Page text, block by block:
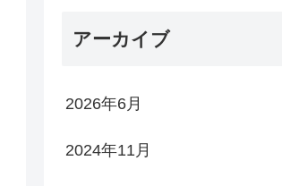
アーカイブ
2026年6月
2024年11月